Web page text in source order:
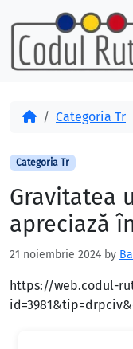
Skip to content
Skip to footer
AcasăCategoria Tr
Categoria Tr
Gravitatea
apreciază
21 noiembrie 2024 by
https://web.codul-